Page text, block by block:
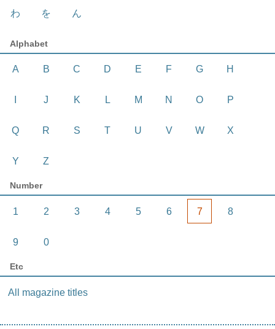
わ を ん
Alphabet
A B C D E F G H
J K L M N O P
Q R S T U V W X
Y Z
Number
1 2 3 4 5 6 7 8
9 0
Etc
All magazine titles